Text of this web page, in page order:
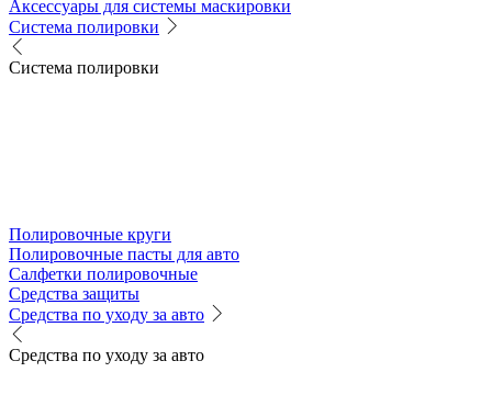
Аксессуары для системы маскировки
Система полировки
Система полировки
Полировочные круги
Полировочные пасты для авто
Салфетки полировочные
Средства защиты
Средства по уходу за авто
Средства по уходу за авто